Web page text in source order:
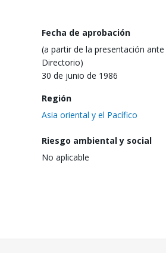
Fecha de aprobación
(a partir de la presentación ante
Directorio)
30 de junio de 1986
Región
Asia oriental y el Pacífico
Riesgo ambiental y social
No aplicable